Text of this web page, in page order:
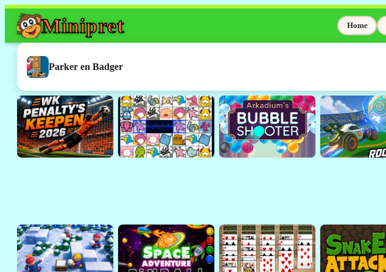
Minipret Home
Dit spel werkt helaas niet meer
Parker en Badger